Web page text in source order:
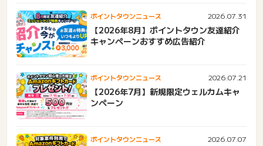
ポイントタウンニュース 2026.07.31
【2026年8月】ポイントタウン友達紹介
キャンペーンおすすめ広告紹介
ポイントタウンニュース 2026.07.21
【2026年7月】新規限定ウェルカムキャ
ンペーン
ポイントタウンニュース 2026.07.07